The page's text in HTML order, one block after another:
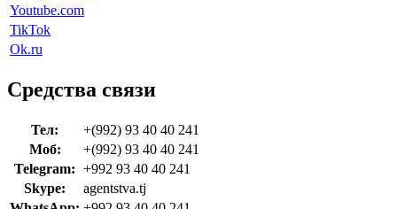
Youtube.com
TikTok
Ok.ru
Средства связи
Тел:
+(992) 93 40 40 241
Моб:
+(992) 93 40 40 241
Telegram: +992 93 40 40 241
Skype:
agentstva.tj